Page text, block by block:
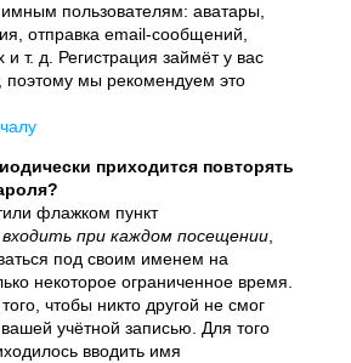
пользователям: аватары,
отправка email-сообщений,
и т. д. Регистрация займёт у вас
поэтому мы рекомендуем это
приходится повторять
флажком пункт
при каждом посещении
под своим именем на
некоторое ограниченное время.
чтобы никто другой не смог
вашей учётной записью. Для того
вводить имя